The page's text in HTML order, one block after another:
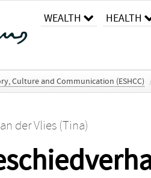
WEALTH HEALTH
Culture and Communication (ESHCC)
der Vlies (Tina)